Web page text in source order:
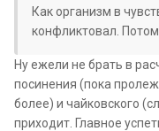
Как организм в
конфликтовал.
Ну ежели не брать в
посинения (пока
более) и чайковского
приходит. Главное